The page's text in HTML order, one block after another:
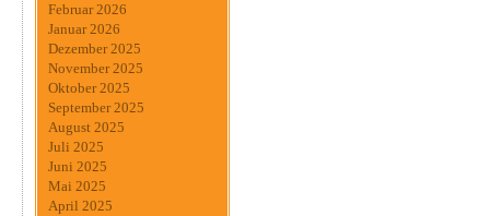
Februar 2026
Januar 2026
Dezember 2025
November 2025
Oktober 2025
September 2025
August 2025
Juli 2025
Juni 2025
Mai 2025
April 2025